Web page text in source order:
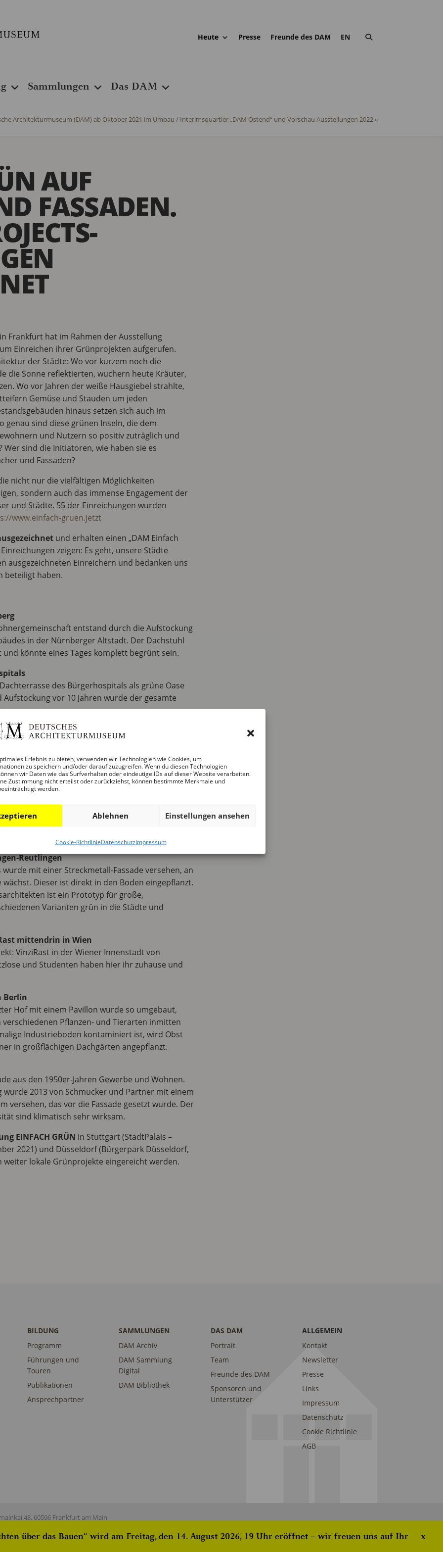
Erlebnis zu bieten, verwenden wir Technologien wie Cookies, um
zu speichern und/oder darauf zuzugreifen. Wenn du diesen Technologien
wir Daten wie das Surfverhalten oder eindeutige IDs auf dieser Website verarbeiten.
Zustimmung nicht erteilst oder zurückziehst, können bestimmte Merkmale und
werden.
Ablehnen Einstellungen ansehen
Cookie-RichtlinieDatenschutzImpressum
Heute Presse Freunde des DAM EN
Sammlungen Das DAM
Architekturmuseum (DAM) ab Oktober 2021 im Umbau / Interimsquartier „DAM Ostend“ und Vorschau Ausstellungen 2022»
AUF
FASSADEN.
Frankfurt hat im Rahmen der Ausstellung
Einreichen ihrer Grünprojekten aufgerufen.
der Städte: Wo vor kurzem noch die
die Sonne reflektierten, wuchern heute Kräuter,
Wo vor Jahren der weiße Hausgiebel strahlte,
Gemüse und Stauden um jeden
hinaus setzen sich auch im
genau sind diese grünen Inseln, die dem
und Nutzern so positiv zuträglich und
sind die Initiatoren, wie haben sie es
und Fassaden?
nicht nur die vielfältigen Möglichkeiten
sondern auch das immense Engagement der
und Städte. 55 der Einreichungen wurden
www.einfach-gruen.jetzt
und erhalten einen „DAM Einfach
zeigen: Es geht, unsere Städte
ausgezeichneten Einreichern und bedanken uns
beteiligt haben.
entstand durch die Aufstockung
in der Nürnberger Altstadt. Der Dachstuhl
könnte eines Tages komplett begrünt sein.
des Bürgerhospitals als grüne Oase
vor 10 Jahren wurde der gesamte
sich gegen schwarze Dachpappe und gegen das
Bewuchs. Rieger Gartenplanung schuf
qm mit üppigem Bewuchs mit Stauden und
Frankfurt
ein Efeubewuchs eine 1960er-Jahre
Schwimmbades ist intensiv bepflanzt. Beides
privaten Dschungel entwickelt.
Reutlingen
mit einer Streckmetall-Fassade versehen, an
Dieser ist direkt in den Boden eingepflanzt.
ist ein Prototyp für große,
Varianten grün in die Städte und
mittendrin in Wien
VinziRast in der Wiener Innenstadt von
und Studenten haben hier ihr zuhause und
Berlin
Hof mit einem Pavillon wurde so umgebaut,
Pflanzen- und Tierarten inmitten
Industrieboden kontaminiert ist, wird Obst
in großflächigen Dachgärten angepflanzt.
aus den 1950er-Jahren Gewerbe und Wohnen.
2013 von Schmucker und Partner mit einem
versehen, das vor die Fassade gesetzt wurde. Der
sind klimatisch sehr wirksam.
EINFACH GRÜN in Stuttgart (StadtPalais –
2021) und Düsseldorf (Bürgerpark Düsseldorf,
weiter lokale Grünprojekte eingereicht werden.
BILDUNG
Programm
Führungen und
Touren
Publikationen
Ansprechpartner
SAMMLUNGEN
DAM Archiv
DAM Sammlung
Digital
DAM Bibliothek
DAS DAM
Portrait
Team
Freunde des DAM
Sponsoren und
Unterstützer
ALLGEMEIN
Kontakt
Newsletter
Presse
Links
Impressum
Datenschutz
Cookie Richtlinie
AGB
43, 60596 Frankfurt am Main
über das Bauen“ wird am Freitag, den 14. August 2026, 19 Uhr eröffnet – wir freuen uns auf Ihr
x